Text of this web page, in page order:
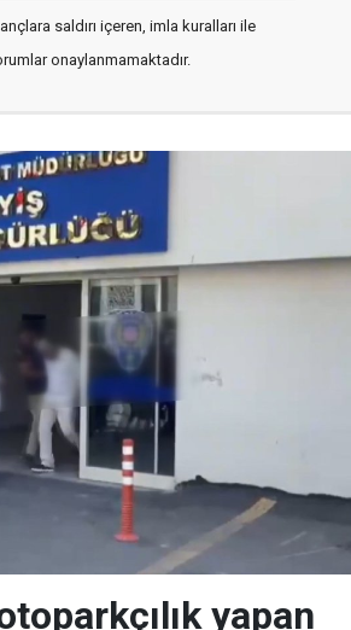
saldırı içeren, imla kuralları ile
onaylanmamaktadır.
yapan